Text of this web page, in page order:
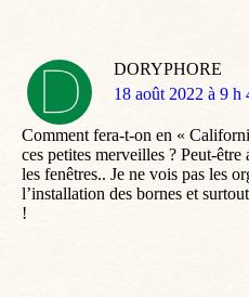
DORYPHORE
dit
18 août 2022 à 9 h
Comment fera-t-on en «
ces petites merveilles ? Peut-
les fenêtres.. Je ne vois pas les
l’installation des bornes et
!